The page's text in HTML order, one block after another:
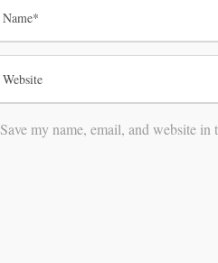
Save my name, email, and website